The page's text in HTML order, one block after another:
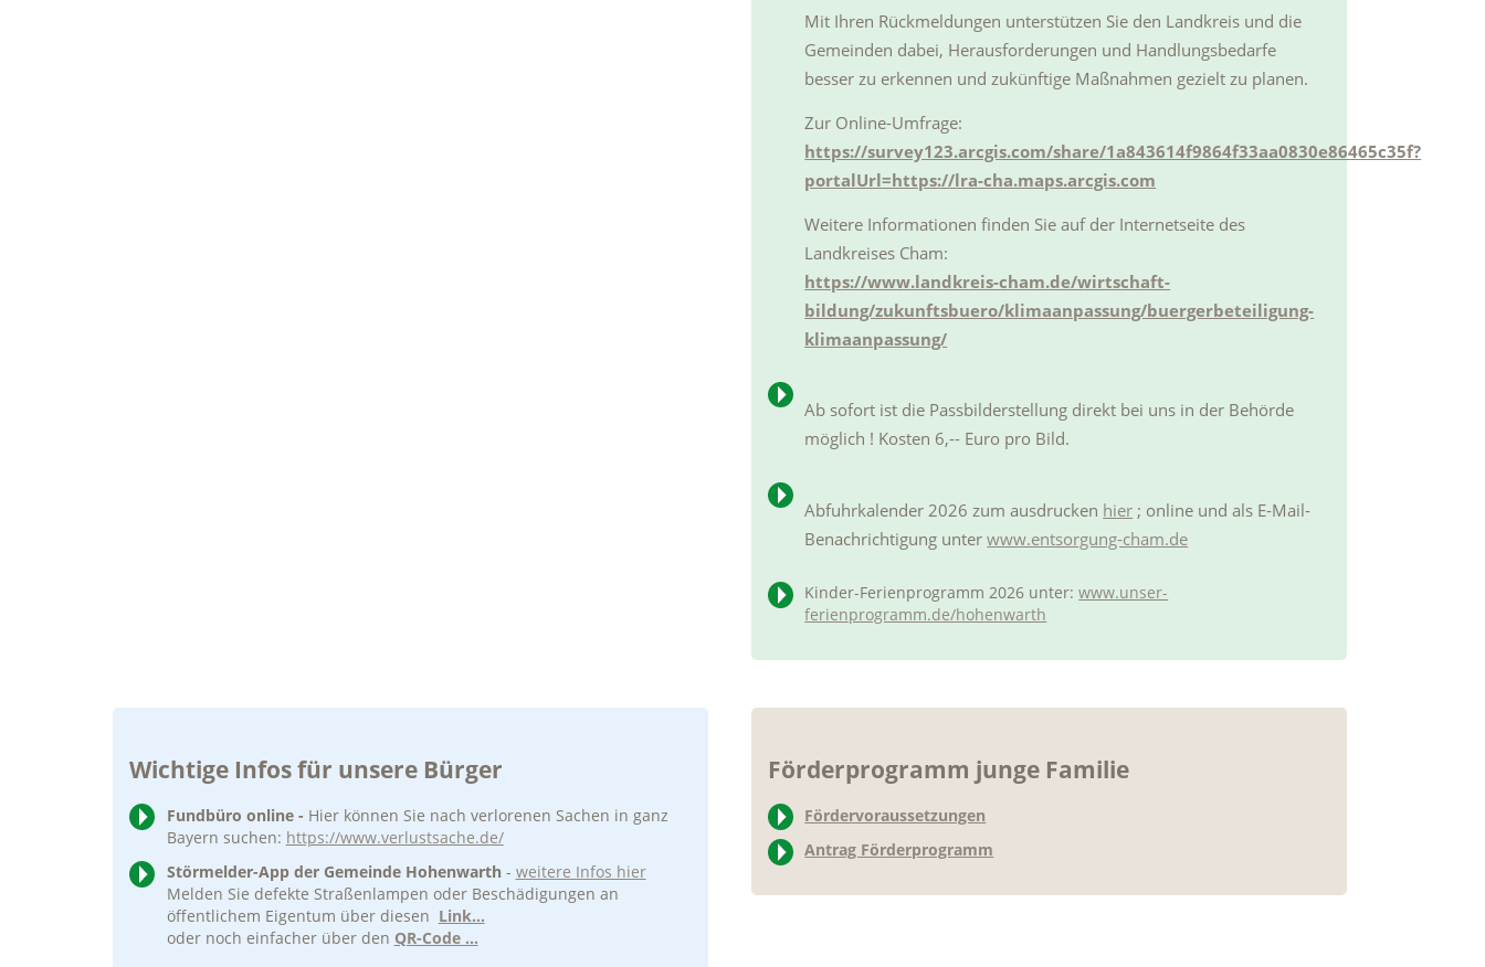
Mit Ihren Rückmeldungen unterstützen Sie den Landkreis und die
Gemeinden dabei, Herausforderungen und Handlungsbedarfe
besser zu erkennen und zukünftige Maßnahmen gezielt zu planen.
Zur Online-Umfrage:
https://survey123.arcgis.com/share/1a843614f9864f33aa0830e86465c35f?
portalUrl=https://lra-cha.maps.arcgis.com
Weitere Informationen finden Sie auf der Internetseite des
Landkreises Cham:
https://www.landkreis-cham.de/wirtschaft-
bildung/zukunftsbuero/klimaanpassung/buergerbeteiligung-
klimaanpassung/
Ab sofort ist die Passbilderstellung direkt bei uns in der Behörde
möglich ! Kosten 6,-- Euro pro Bild.
Abfuhrkalender 2026 zum ausdrucken hier; online und als E-Mail-
Benachrichtigung unterwww.entsorgung-cham.de
Kinder-Ferienprogramm 2026 unter:www.unser-
ferienprogramm.de/hohenwarth
Wichtige Infos für unsere Bürger
Fundbüro online - Hier können Sie nach verlorenen Sachen in ganz
Bayern suchen: https://www.verlustsache.de/
Störmelder-App der Gemeinde Hohenwarth - weitere Infos hier
Melden Sie defekte Straßenlampen oder Beschädigungen an
öffentlichem Eigentum über diesen Link...
oder noch einfacher über den QR-Code ...
Förderprogramm junge Familie
Fördervoraussetzungen
Antrag Förderprogramm